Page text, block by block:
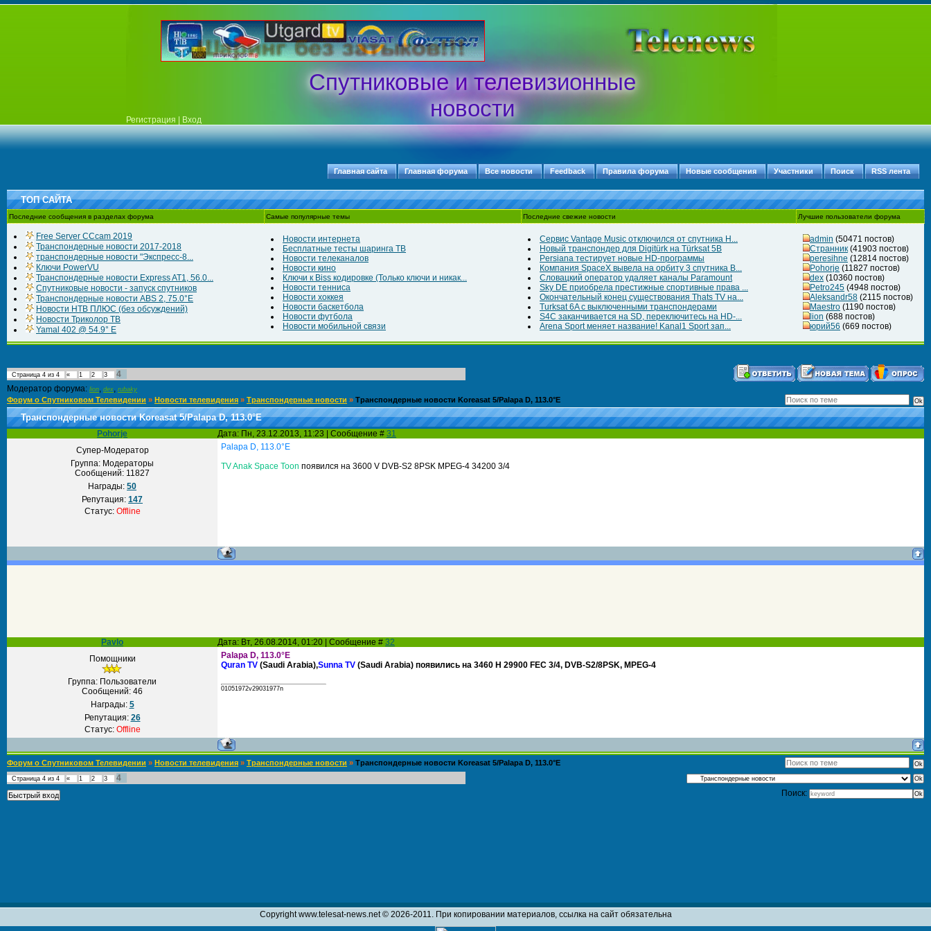
Спутниковые и телевизионные
новости
Регистрация Вход
RSS лента
Поиск
Участники
Новые сообщения
Правила форума
Feedback
Все новости
Главная форума
Главная сайта
ТОП САЙТА
Последние сообщения в разделах форума Самые популярные темы Последние свежие новости Лучшие пользователи форума
Free Server CCcam 2019
Транспондерные новости 2017-2018
транспондерные новости "Экспресс-8...
Ключи PowerVU
Транспондерные новости Express AT1, 56.0...
Спутниковые новости - запуск спутников
Транспондерные новости ABS 2, 75.0°E
Новости НТВ ПЛЮС (без обсуждений)
Новости Триколор ТВ
Yamal 402 @ 54.9° E
Новости интернета
Бесплатные тесты шаринга ТВ
Новости телеканалов
Новости кино
Ключи к Biss кодировке (Только ключи и никак...
Новости тенниса
Новости хоккея
Новости баскетбола
Новости футбола
Новости мобильной связи
Сервис Vantage Music отключился от спутника H...
Новый транспондер для Digitürk на Türksat 5B
Persiana тестирует новые HD-программы
Компания SpaceX вывела на орбиту 3 спутника B...
Словацкий оператор удаляет каналы Paramount
Sky DE приобрела престижные спортивные права ...
Окончательный конец существования Thats TV на...
Turksat 6A с выключенными транспондерами
S4C заканчивается на SD, переключитесь на HD-...
Arena Sport меняет название! Kanal1 Sport зап...
admin (50471 постов)
Странник (41903 постов)
peresihne (12814 постов)
Pohorje (11827 постов)
dex (10360 постов)
Petro245 (4948 постов)
Aleksandr58 (2115 постов)
Maestro (1190 постов)
lion (688 постов)
юрий56 (669 постов)
Страница 4 из 4 « 1 2 3
4
Модератор форума: lion, dex, rubaky
Форум о Спутниковом Телевидении » Новости телевидения » Транспондерные новости » Транспондерные новости Koreasat 5/Palapa D, 113.0°E
Транспондерные новости Koreasat 5/Palapa D, 113.0°E
Pohorje Дата: Пн, 23.12.2013, 11:23 | Сообщение # 31
Супер-Модератор
Группа: Модераторы
Сообщений: 11827
Награды: 50
Репутация: 147
Статус: Offline
Palapa D, 113.0°E
TV Anak Space Toon появился на 3600 V DVB-S2 8PSK MPEG-4 34200 3/4
Pavlo Дата: Вт, 26.08.2014, 01:20 | Сообщение # 32
Помощники
Группа: Пользователи
Сообщений: 46
Награды: 5
Репутация: 26
Статус: Offline
Palapa D, 113.0°E
Quran TV (Saudi Arabia),Sunna TV (Saudi Arabia) появились на 3460 H 29900 FEC 3/4, DVB-S2/8PSK, MPEG-4
01051972v29031977n
Форум о Спутниковом Телевидении » Новости телевидения » Транспондерные новости » Транспондерные новости Koreasat 5/Palapa D, 113.0°E
Страница 4 из 4 « 1 2 3
4
Поиск:
Copyright www.telesat-news.net © 2026-2011. При копировании материалов, ссылка на сайт обязательна